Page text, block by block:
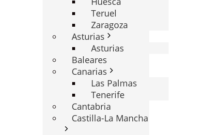
Teruel
Zaragoza
Asturias
Asturias
Baleares
Canarias
Las Palmas
Tenerife
Cantabria
Castilla-La Mancha